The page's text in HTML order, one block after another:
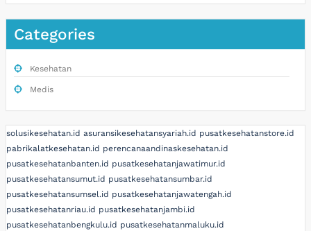
Categories
Kesehatan
Medis
solusikesehatan.id asuransikesehatansyariah.id pusatkesehatanstore.id
pabrikalatkesehatan.id perencanaandinaskesehatan.id
pusatkesehatanbanten.id pusatkesehatanjawatimur.id
pusatkesehatansumut.id pusatkesehatansumbar.id
pusatkesehatansumsel.id pusatkesehatanjawatengah.id
pusatkesehatanriau.id pusatkesehatanjambi.id
pusatkesehatanbengkulu.id pusatkesehatanmaluku.id